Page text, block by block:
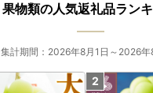
果物類の人気返礼品ラン
集計期間：2026年8月1日～2026年